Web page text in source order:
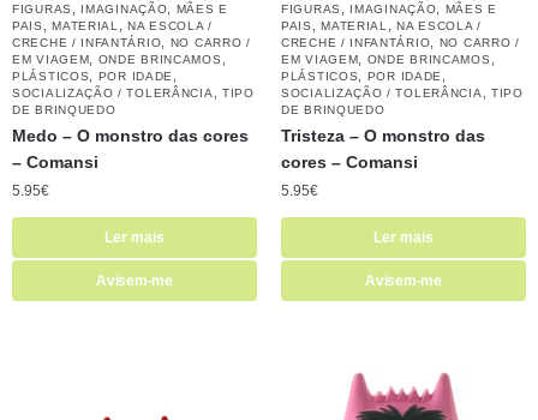
FIGURAS IMAGINAÇÃO
MÃES E
PAIS
,MATERIAL ,NA ESCOLA /
CRECHE / INFANTÁRIO
NO CARRO /
EM VIAGEM
ONDE BRINCAMOS
PLÁSTICOS POR IDADE
SOCIALIZAÇÃO / TOLERÂNCIA
TIPO
DE BRINQUEDO
Medo – O monstro das cores
– Comansi
5.95€
Ler mais
Avisem-me
FIGURAS IMAGINAÇÃO
MÃES E
PAIS
,MATERIAL ,NA ESCOLA /
CRECHE / INFANTÁRIO
NO CARRO /
EM VIAGEM
ONDE BRINCAMOS
PLÁSTICOS POR IDADE
SOCIALIZAÇÃO / TOLERÂNCIA
TIPO
DE BRINQUEDO
Tristeza – O monstro das
cores – Comansi
5.95€
Ler mais
Avisem-me